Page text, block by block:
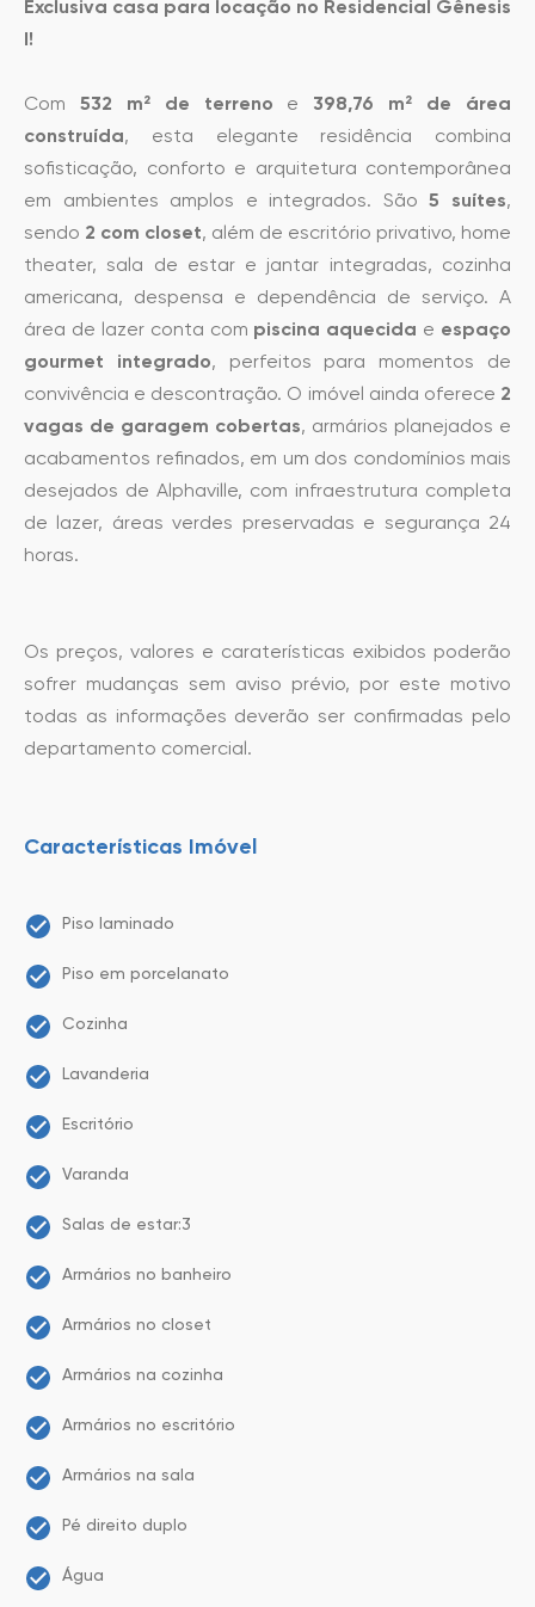
Exclusiva casa para locação no Residencial Gênesis
I!
Com 532 m² de terreno e 398,76 m² de área
construída, esta elegante residência combina
sofisticação, conforto e arquitetura contemporânea
em ambientes amplos e integrados. São5 suítes,
sendo 2 com closet, além de escritório privativo, home
theater, sala de estar e jantar integradas, cozinha
americana, despensa e dependência de serviço. A
área de lazer conta com piscina aquecida e espaço
gourmet integrado, perfeitos para momentos de
convivência e descontração. O imóvel ainda oferece 2
vagas de garagem cobertas, armários planejados e
acabamentos refinados, em um dos condomínios mais
desejados de Alphaville, com infraestrutura completa
de lazer, áreas verdes preservadas e segurança 24
horas.
Os preços, valores e caraterísticas exibidos poderão
sofrer mudanças sem aviso prévio, por este motivo
todas as informações deverão ser confirmadas pelo
departamento comercial.
Características Imóvel
Piso laminado
Piso em porcelanato
Cozinha
Lavanderia
Escritório
Varanda
Salas de estar:3
Armários no banheiro
Armários no closet
Armários na cozinha
Armários no escritório
Armários na sala
Pé direito duplo
Água